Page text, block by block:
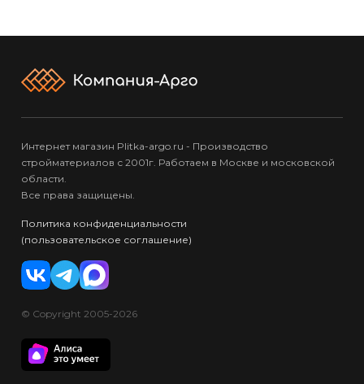
Интернет магазин Plitka-argo.ru - Производство
стройматериалов с 2001г. Работаем в Москве и московской
области.
Все права защищены.
Политика конфиденциальности
(пользовательское соглашение)
© Copyright 2005-2026